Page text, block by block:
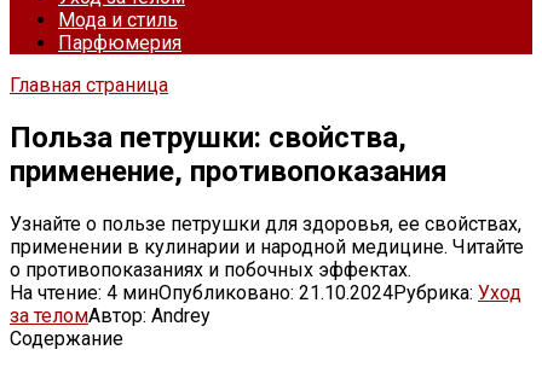
Мода и стиль
Парфюмерия
Главная страница
Польза петрушки: свойства,
применение, противопоказания
Узнайте о пользе петрушки для здоровья, ее свойствах,
применении в кулинарии и народной медицине. Читайте
о противопоказаниях и побочных эффектах.
На чтение: 4 минОпубликовано: 21.10.2024Рубрика: Уход
за теломАвтор: Andrey
Содержание